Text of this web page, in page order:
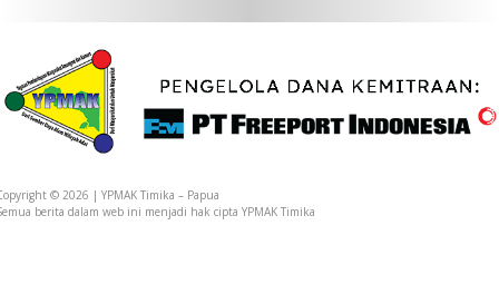
© 2026 | YPMAK Timika – Papua
berita dalam web ini menjadi hak cipta YPMAK Timika